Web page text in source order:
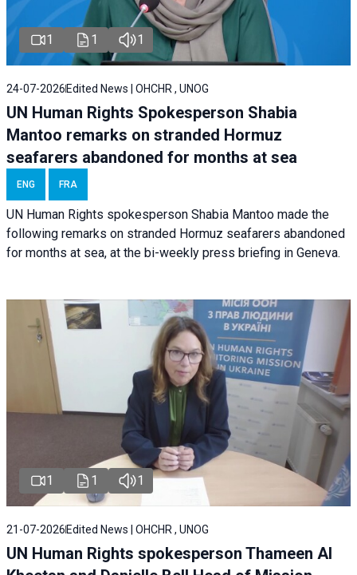
1 1 1
24-07-2026 Edited News | OHCHR , UNOG
UN Human Rights Spokesperson Shabia
Mantoo remarks on stranded Hormuz
seafarers abandoned for months at sea
ENG FRA
UN Human Rights spokesperson Shabia Mantoo made the
following remarks on stranded Hormuz seafarers abandoned
for months at sea, at the bi-weekly press briefing in Geneva.
1 1 1
21-07-2026 Edited News | OHCHR , UNOG
UN Human Rights spokesperson Thameen Al